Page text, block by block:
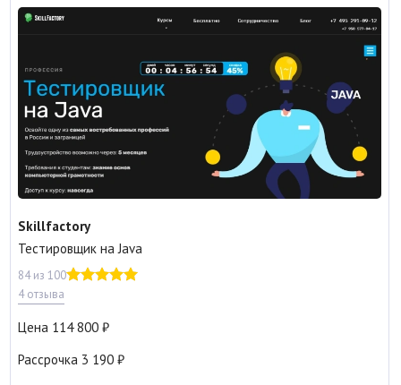
Skillfactory
Тестировщик на Java
84 из 100
4 отзыва
Цена 114 800
Рассрочка 3 190